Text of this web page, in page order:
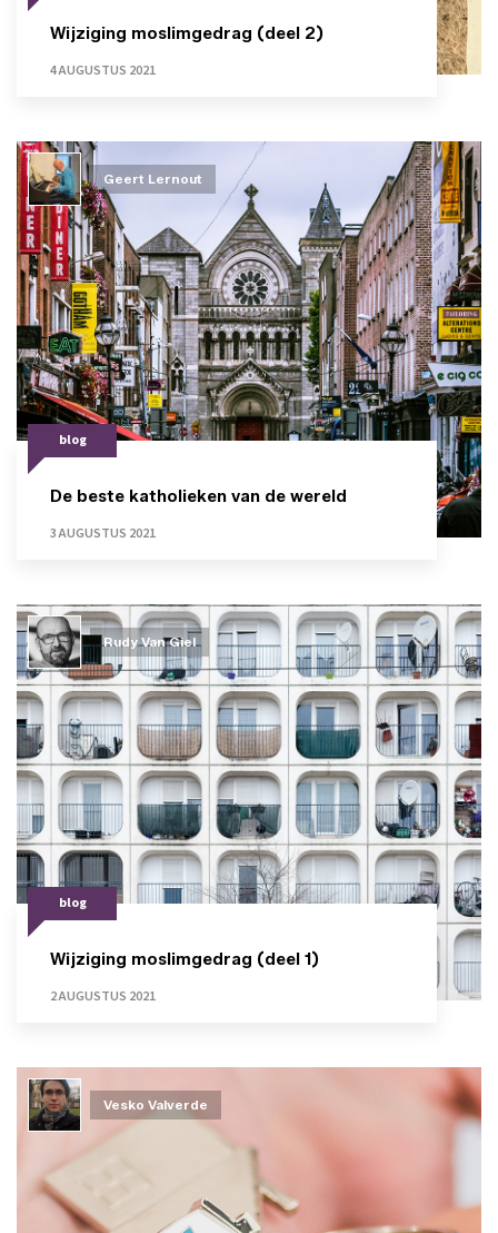
Wijziging moslimgedrag (deel 2)
4 AUGUSTUS 2021
blog
De beste katholieken van de wereld
3 AUGUSTUS 2021
Geert Lernout
blog
Wijziging moslimgedrag (deel 1)
2 AUGUSTUS 2021
Rudy Van Giel
Vesko Valverde